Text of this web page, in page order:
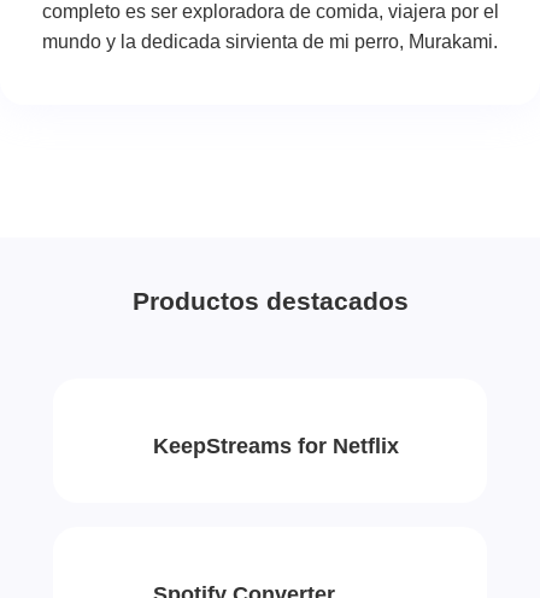
completo es ser exploradora de comida, viajera por el
mundo y la dedicada sirvienta de mi perro, Murakami.
Productos destacados
KeepStreams for Netflix